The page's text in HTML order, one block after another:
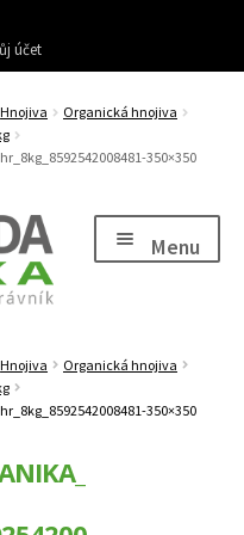
účet
Hnojiva
Organická hnojiva
350×350
Menu
child
child
Hnojiva
Organická hnojiva
350×350